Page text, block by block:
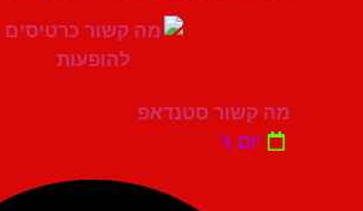
מה קשור סטנדאפ
יום ג'